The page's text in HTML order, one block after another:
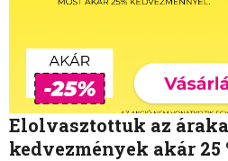
Elolvasztottuk az
kedvezmények akár 25